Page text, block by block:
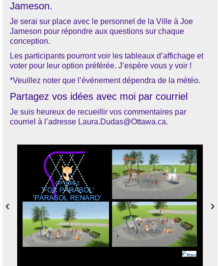
Jameson.
Je serai sur place avec le personnel de la Ville à Joe
Jameson pour répondre aux questions sur chaque
conception.
Les participants pourront voir les tableaux d’affichage et
voter pour leur option préférée. J’espère vous y voir !
*Veuillez noter que l’événement dépendra de la météo.
Partagez vos idées avec moi par courriel
Je suis heureux de recueillir vos commentaires par
courriel à l’adresse Laura.Dudas@Ottawa.ca.